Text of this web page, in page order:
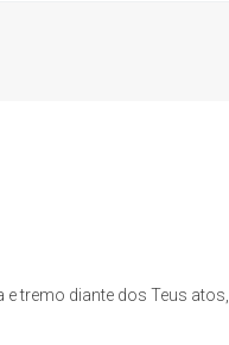
e tremo diante dos Teus